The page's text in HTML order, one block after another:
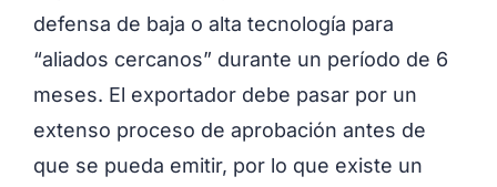
defensa de baja o alta tecnología para
“aliados cercanos” durante un período de 6
meses. El exportador debe pasar por un
extenso proceso de aprobación antes de
que se pueda emitir, por lo que existe un